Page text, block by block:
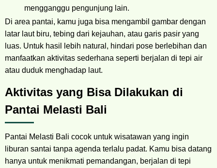
mengganggu pengunjung lain.
Di area pantai, kamu juga bisa mengambil gambar dengan
latar laut biru, tebing dari kejauhan, atau garis pasir yang
luas. Untuk hasil lebih natural, hindari pose berlebihan dan
manfaatkan aktivitas sederhana seperti berjalan di tepi air
atau duduk menghadap laut.
Aktivitas yang Bisa Dilakukan di
Pantai Melasti Bali
Pantai Melasti Bali cocok untuk wisatawan yang ingin
liburan santai tanpa agenda terlalu padat. Kamu bisa datang
hanya untuk menikmati pemandangan, berjalan di tepi